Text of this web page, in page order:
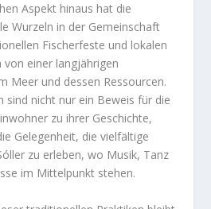
Aspekt hinaus hat die
Wurzeln in der Gemeinschaft
Fischerfeste und lokalen
von einer langjährigen
Meer und dessen Ressourcen.
sind nicht nur ein Beweis für die
zu ihrer Geschichte,
Gelegenheit, die vielfältige
zu erleben, wo Musik, Tanz
im Mittelpunkt stehen.